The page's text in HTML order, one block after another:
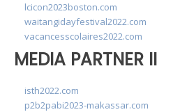
lcicon2023boston.com
waitangidayfestival2022.com
vacancesscolaires2022.com
MEDIA PARTNER II
isth2022.com
p2b2pabi2023-makassar.com